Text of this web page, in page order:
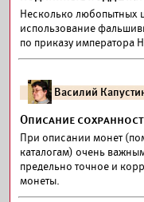
Несколько любопытных
использование
по приказу императора
Василий
Описание
При описании монет
каталогам) очень
предельно точное и
монеты.